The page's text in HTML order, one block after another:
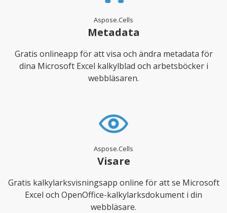
Aspose.Cells
Metadata
Gratis onlineapp för att visa och ändra metadata för
dina Microsoft Excel kalkylblad och arbetsböcker i
webbläsaren.
Aspose.Cells
Visare
Gratis kalkylarksvisningsapp online för att se Microsoft
Excel och OpenOffice-kalkylarksdokument i din
webbläsare.